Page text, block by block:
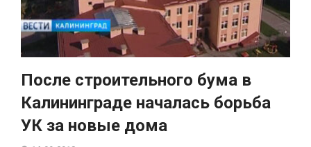
После строительного бума в
Калининграде началась борьба
УК за новые дома